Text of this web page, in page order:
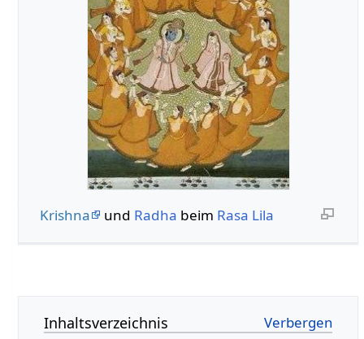
Krishna und Radha beim Rasa Lila
Inhaltsverzeichnis